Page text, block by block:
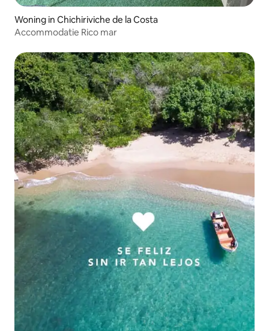
Woning in Chichiriviche de la Costa
Accommodatie Rico mar